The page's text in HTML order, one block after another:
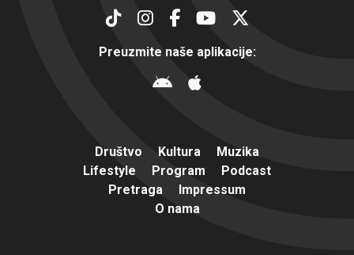
Preuzmite naše aplikacije:
Društvo Kultura
Muzika
Lifestyle
Program
Podcast
Pretraga
Impressum
O nama